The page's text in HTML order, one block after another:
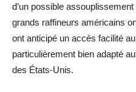
d’un possible
grands raffineurs américains
ont anticipé un accès facilité
particulièrement bien adapté
des États-Unis.